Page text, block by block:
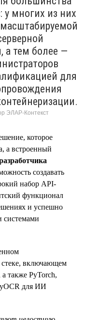
у многих из них
а тем более —
для
ЭЛАР-Контекст
которое
а встроенный
создавать
набор API-
функционал
и успешно
системами
стеке, включающем
а также PyTorch,
для ИИ